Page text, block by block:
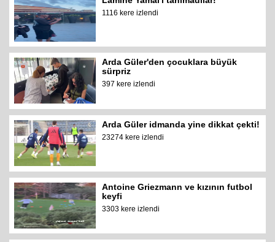
1116 kere izlendi
Arda Güler'den çocuklara büyük
sürpriz
397 kere izlendi
Arda Güler idmanda yine dikkat çekti!
23274 kere izlendi
Antoine Griezmann ve kızının futbol
keyfi
3303 kere izlendi